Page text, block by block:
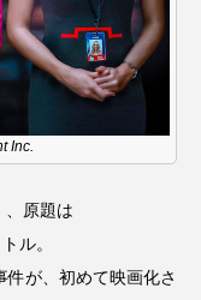
学期
度 2026
Inc.
、原題は
ル。
件が、初めて映画化さ